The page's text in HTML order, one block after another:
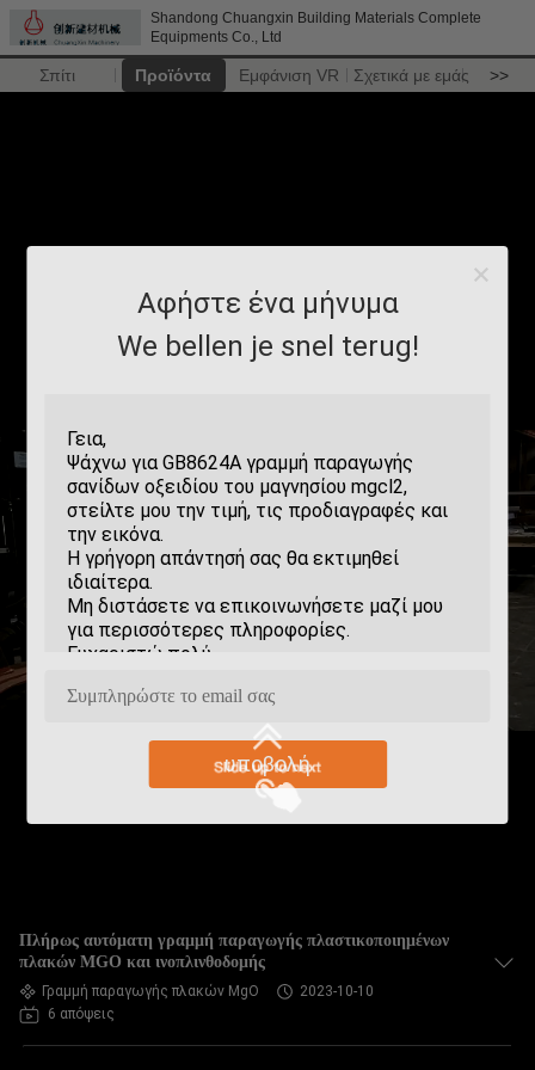
Shandong Chuangxin Building Materials Complete
Equipments Co., Ltd
Σπίτι Προϊόντα Εμφάνιση VR Σχετικά με εμάς >>
Αφήστε ένα μήνυμα
We bellen je snel terug!
υποβολή
Πλήρως αυτόματη γραμμή παραγωγής πλαστικοποιημένων
πλακών MGO και ινοπλινθοδομής
Γραμμή παραγωγής πλακών MgO
2023-10-10
6 απόψεις